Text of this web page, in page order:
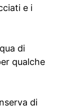
e i
di
qualche
di